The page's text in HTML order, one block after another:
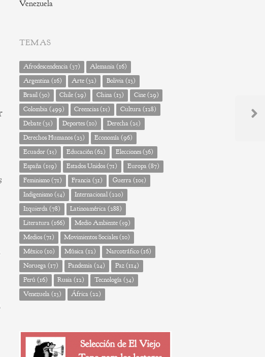
Venezuela
TEMAS
Afrodescendencia(37) Alemania(16)
Argentina(16) Arte(32) Bolivia(13)
Brasil(30) Chile(29) China(13) Cine(29)
Colombia(499) Creencias(15) Cultura(128)
Debate(35) Deportes(10) Derecha(25)
Derechos Humanos(23) Economía(96)
Ecuador(15) Educación(62) Elecciones(36)
España(159) Estados Unidos(71) Europa(87)
Feminismo(71) Francia(31) Guerra(105)
Indigenismo(54) Internacional(220)
Izquierda(78) Latinoamérica(288)
Literatura(166) Medio Ambiente(59)
Medios(71) Movimientos Sociales(10)
México(10) Música(12) Narcotráfico(16)
Noruega(17) Pandemia(24) Paz(114)
Perú (16) Rusia(12) Tecnología(34)
Venezuela(13) África(22)